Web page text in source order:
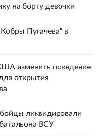
на борту девочки
Пугачева" в
изменить поведение
открытия
ликвидировали
ВСУ